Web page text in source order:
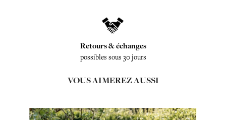
Retours & échanges
possibles sous 30 jours
VOUS AIMEREZ AUSSI